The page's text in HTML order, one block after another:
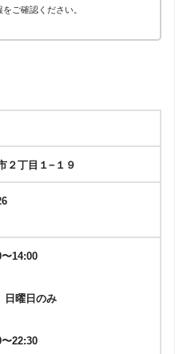
ご確認ください。
２丁目１−１９
14:00
日曜日のみ
〜22:30